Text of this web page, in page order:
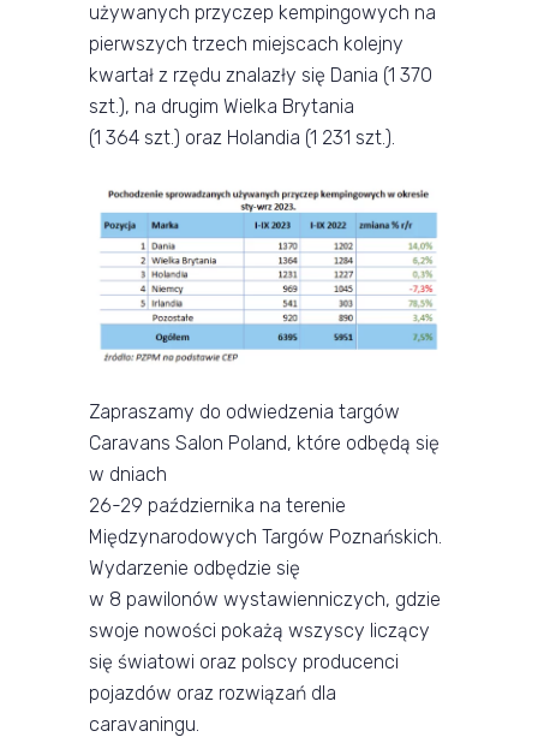
używanych przyczep kempingowych na
pierwszych trzech miejscach kolejny
kwartał z rzędu znalazły się Dania (1 370
szt.), na drugim Wielka Brytania
(1 364 szt.) oraz Holandia (1 231 szt.).
Zapraszamy do odwiedzenia targów
Caravans Salon Poland, które odbędą się
w dniach
26-29 października na terenie
Międzynarodowych Targów Poznańskich.
Wydarzenie odbędzie się
w 8 pawilonów wystawienniczych, gdzie
swoje nowości pokażą wszyscy liczący
się światowi oraz polscy producenci
pojazdów oraz rozwiązań dla
caravaningu.